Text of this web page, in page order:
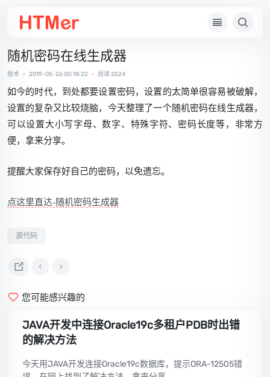
随机密码在线生成器
技术 • 2019-05-26 00:18:22 • 阅读 2524
如今的时代，到处都要设置密码，设置的太简单很容易被破解，
设置的复杂又比较烧脑，今天整理了一个随机密码在线生成器，
可以设置大小写字母、数字、特殊字符、密码长度等，非常方
便，拿来分享。
提醒大家保存好自己的密码，以免遗忘。
点这里直达-随机密码生成器
源代码
您可能感兴趣的
JAVA开发中连接Oracle19c多租户PDB时出错
的解决方法
今天用JAVA开发连接Oracle19c数据库，提示ORA-12505错